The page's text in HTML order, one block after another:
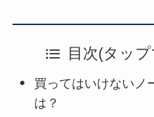
目次(タッ
買ってはいけないノ
は？